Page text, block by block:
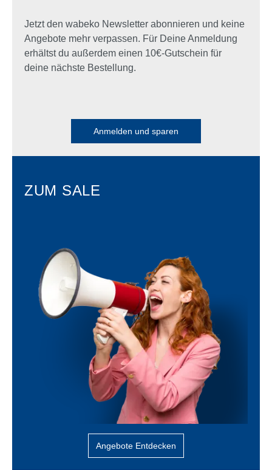
Jetzt den wabeko Newsletter abonnieren und keine
Angebote mehr verpassen. Für Deine Anmeldung
erhältst du außerdem einen 10€-Gutschein für
deine nächste Bestellung.
Anmelden und sparen
ZUM SALE
Angebote Entdecken